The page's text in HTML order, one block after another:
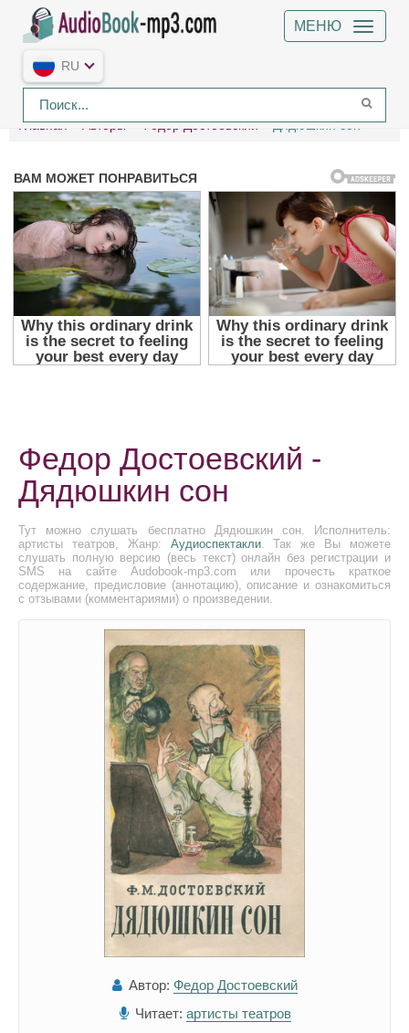
МЕНЮ
RU
Главная Авторы Федор Достоевский Дядюшкин сон
Федор Достоевский -
Дядюшкин сон
Тут можно слушать бесплатно Дядюшкин сон. Исполнитель:
артисты театров, Жанр: Аудиоспектакли. Так же Вы можете
слушать полную версию (весь текст) онлайн без регистрации и
SMS на сайте Audobook-mp3.com или прочесть краткое
содержание, предисловие (аннотацию), описание и ознакомиться
с отзывами (комментариями) о произведении.
Автор: Федор Достоевский
Читает: артисты театров